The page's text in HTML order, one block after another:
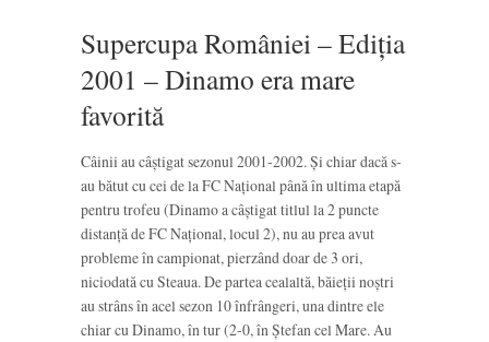
Supercupa României – Ediția
2001 – Dinamo era mare
favorită
Câinii au câștigat sezonul 2001-2002. Și chiar dacă s-
au bătut cu cei de la FC Național până în ultima etapă
pentru trofeu (Dinamo a câștigat titlul la 2 puncte
distanță de FC Național, locul 2), nu au prea avut
probleme în campionat, pierzând doar de 3 ori,
niciodată cu Steaua. De partea cealaltă, băieții noștri
au strâns în acel sezon 10 înfrângeri, una dintre ele
chiar cu Dinamo, în tur (2-0, în Ștefan cel Mare. Au